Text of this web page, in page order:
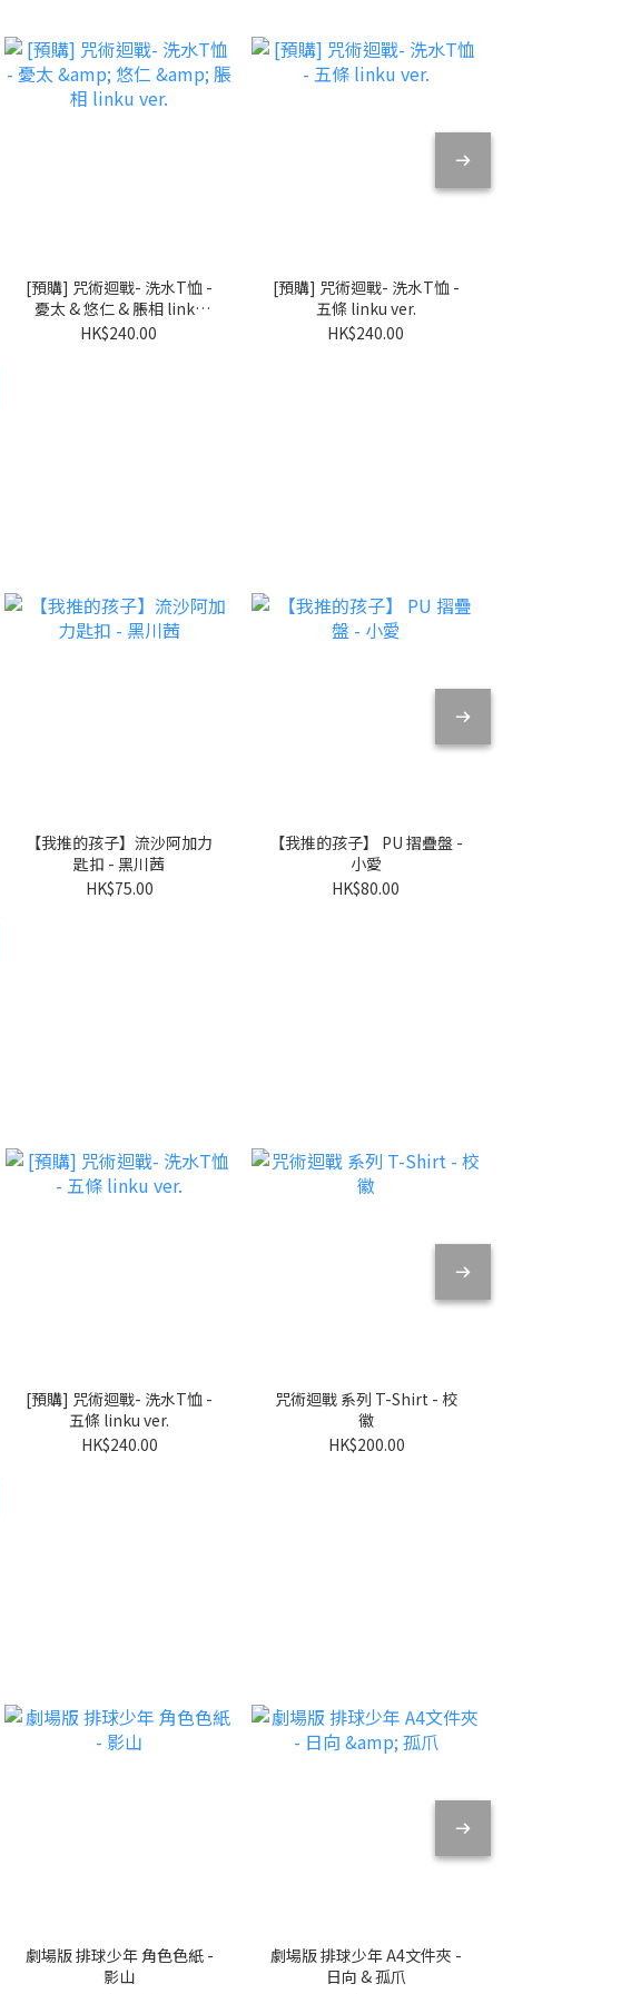
[預購] 咒術迴戰- 洗水T恤 -
憂太 & 悠仁 & 脹相 linku
ver.
HK$240.00
[預購] 咒術迴戰- 洗水T恤 -
五條 linku ver.
HK$240.00
【我推的孩子】流沙阿加力
匙扣 - 黑川茜
HK$75.00
【我推的孩子】 PU 摺疊盤 -
小愛
HK$80.00
[預購] 咒術迴戰- 洗水T恤 -
五條 linku ver.
HK$240.00
咒術迴戰 系列 T-Shirt - 校
徽
HK$200.00
劇場版 排球少年 角色色紙 -
影山
劇場版 排球少年 A4文件夾 -
日向 & 孤爪